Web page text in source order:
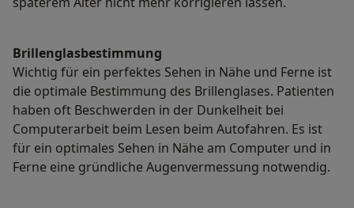
Brillenglasbestimmung
Wichtig für ein perfektes Sehen in Nähe und Ferne ist
die optimale Bestimmung des Brillenglases. Patienten
haben oft Beschwerden in der Dunkelheit bei
Computerarbeit beim Lesen beim Autofahren. Es ist
für ein optimales Sehen in Nähe am Computer und in
Ferne eine gründliche Augenvermessung notwendig.